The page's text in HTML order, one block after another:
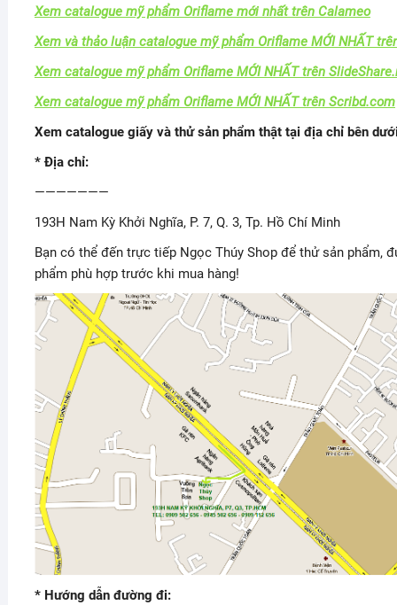
Xem catalogue mỹ phẩm Oriflame mới nhất trên Calameo
Xem và thảo luận catalogue mỹ phẩm Oriflame MỚI NHẤT
Xem catalogue mỹ phẩm Oriflame MỚI NHẤT trên
Xem catalogue mỹ phẩm Oriflame MỚI NHẤT trên Scribd.com
Xem catalogue giấy và thử sản phẩm thật tại địa chỉ bên
* Địa chỉ:
———————
193H Nam Kỳ Khởi Nghĩa, P. 7, Q. 3, Tp. Hồ Chí Minh
Bạn có thể đến trực tiếp Ngọc Thúy Shop để thử sản phẩm,
phẩm phù hợp trước khi mua hàng!
* Hướng dẫn đường đi: